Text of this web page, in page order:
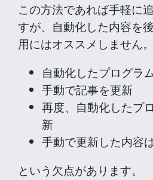
この方法であれば手軽に
すが、自動化した内容を
用にはオススメしません。
自動化したプログラ
手動で記事を更新
再度、自動化したプ
新
手動で更新した内容
という欠点があります。